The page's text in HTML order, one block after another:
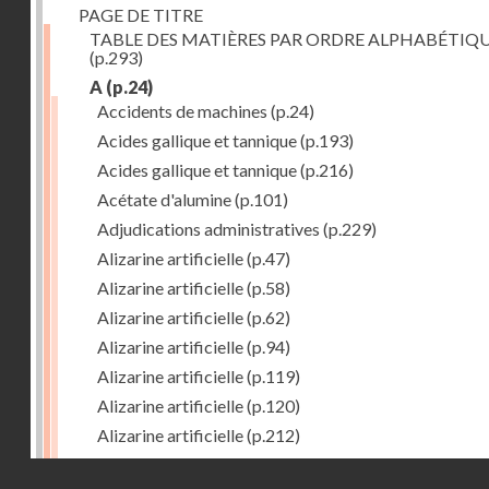
PAGE DE TITRE
TABLE DES MATIÈRES PAR ORDRE
(p.293)
A (p.24)
Accidents de machines (p.24)
Acides gallique et tannique(p.193)
Acides gallique et tannique(p.216)
Acétate d'alumine(p.101)
Adjudications administratives (p.229)
Alizarine artificielle(p.47)
Alizarine artificielle(p.58)
Alizarine artificielle(p.62)
Alizarine artificielle(p.94)
Alizarine artificielle(p.119)
Alizarine artificielle(p.120)
Alizarine artificielle(p.212)
Alizarine artificielle(p.256)